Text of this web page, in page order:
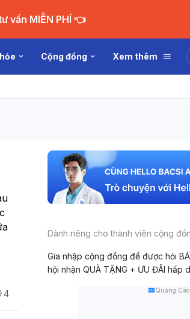
👉 Nhận tư vấn MIỄN PHÍ 👈
Cộng đồng Xem thêm
4
Dành riêng cho thành viên cộng
Gia nhập cộng đồng để được hỏi
hội nhận QUÀ TẶNG + ƯU ĐÃI hấp
Quảng Cáo